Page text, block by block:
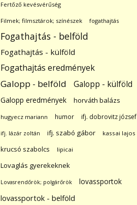
Fertőző kevésvérűség
Filmek; filmsztárok; színészek fogathajtás
Fogathajtás - belföld
Fogathajtás - külföld
Fogathajtás eredmények
Galopp - belföld Galopp - külföld
Galopp eredmények horváth balázs
hugyecz mariann humor ifj. dobrovitz józsef
ifj. lázár zoltán ifj. szabó gábor kassai lajos
krucsó szabolcs lipicai
Lovaglás gyerekeknek
Lovasrendőrök; polgárőrök
lovassportok
lovassportok - belföld